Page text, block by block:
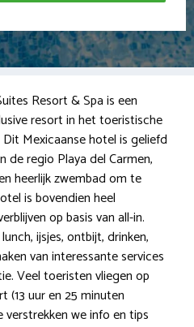
Resort & Spa is een
resort in het toeristische
Mexicaanse hotel is geliefd
de regio Playa del Carmen,
heerlijk zwembad om te
is bovendien heel
op basis van all-in.
ijsjes, ontbijt, drinken,
van interessante services
Veel toeristen vliegen op
(13 uur en 25 minuten
we info en tips